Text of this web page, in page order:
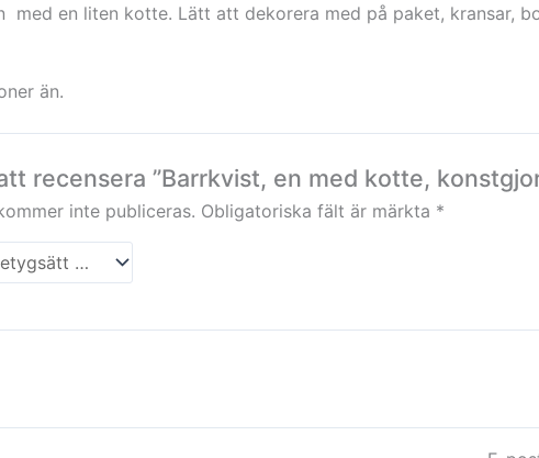
med en liten kotte. Lätt att dekorera med på paket, kransar,
än.
recensera ”Barrkvist, en med kotte,
inte publiceras. Obligatoriska fält är märkta *